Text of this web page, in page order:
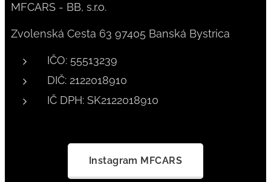
MFCARS - BB, s.r.o.
Zvolenská Cesta 63 97405 Banská Bystrica
IČO: 55513239
DIČ: 2122018910
IČ DPH: SK2122018910
Instagram MFCARS